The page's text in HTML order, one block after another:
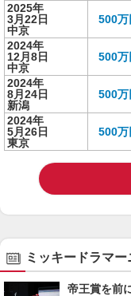
2025年
3月22日
中京
500万
2024年
12月8日
中京
500万
2024年
8月24日
新潟
500万
2024年
5月26日
東京
500万
ミッキードラマー
帝王賞を前